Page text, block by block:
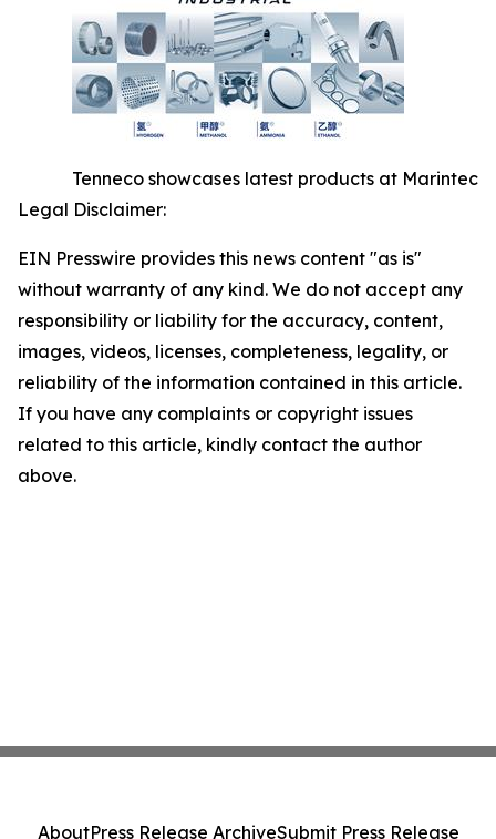
Tenneco showcases latest products at Marintec
Legal Disclaimer:
EIN Presswire provides this news content "as is"
without warranty of any kind. We do not accept any
responsibility or liability for the accuracy, content,
images, videos, licenses, completeness, legality, or
reliability of the information contained in this article.
If you have any complaints or copyright issues
related to this article, kindly contact the author
above.
AboutPress Release ArchiveSubmit Press Release